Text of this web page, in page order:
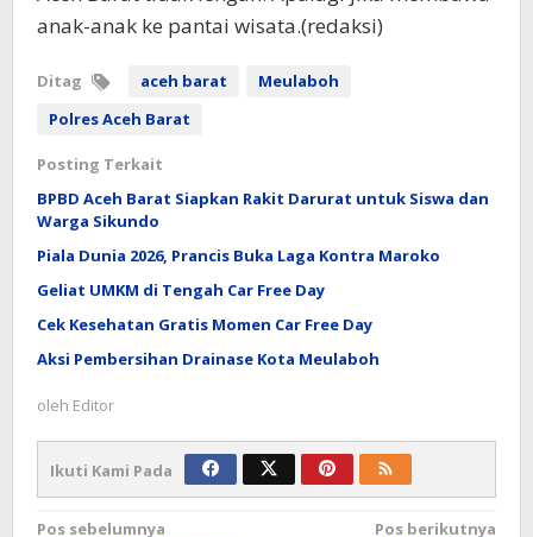
anak-anak ke pantai wisata.(redaksi)
Ditag aceh barat
Meulaboh
Polres Aceh Barat
Posting Terkait
BPBD Aceh Barat Siapkan Rakit Darurat untuk Siswa dan
Warga Sikundo
Piala Dunia 2026, Prancis Buka Laga Kontra Maroko
Geliat UMKM di Tengah Car Free Day
Cek Kesehatan Gratis Momen Car Free Day
Aksi Pembersihan Drainase Kota Meulaboh
oleh Editor
Ikuti Kami Pada
Pos sebelumnya
Pos berikutnya